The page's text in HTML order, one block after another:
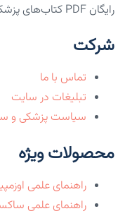
رایگان PDF کتاب‌های پزشکی.
شرکت
تماس با ما
تبلیغات در سایت
سیاست پزشکی و
محصولات ویژه
راهنمای علمی
راهنمای علمی